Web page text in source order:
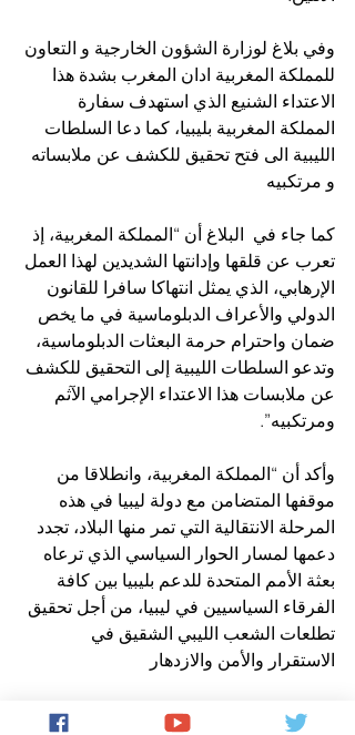
وفي بلاغ لوزارة الشؤون الخارجية و التعاون
للمملكة المغربية ادان المغرب بشدة هذا
الاعتداء الشنيع الذي استهدف سفارة
المملكة المغربية بليبيا، كما دعا السلطات
الليبية الى فتح تحقيق للكشف عن ملابساته
و مرتكبيه
كما جاء في  البلاغ أن “المملكة المغربية، إذ
تعرب عن قلقها وإدانتها الشديدين لهذا العمل
الإرهابي، الذي يمثل انتهاكا سافرا للقانون
الدولي والأعراف الدبلوماسية في ما يخص
ضمان واحترام حرمة البعثات الدبلوماسية،
وتدعو السلطات الليبية إلى التحقيق للكشف
عن ملابسات هذا الاعتداء الإجرامي الآثم
ومرتكبيه”.
وأكد أن “المملكة المغربية، وانطلاقا من
موقفها المتضامن مع دولة ليبيا في هذه
المرحلة الانتقالية التي تمر منها البلاد، تجدد
دعمها لمسار الحوار السياسي الذي ترعاه
بعثة الأمم المتحدة للدعم بليبيا بين كافة
الفرقاء السياسيين في ليبيا، من أجل تحقيق
تطلعات الشعب الليبي الشقيق في
الاستقرار والأمن والازدهار